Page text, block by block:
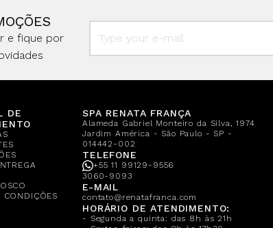
e fique por
DE
CONDIÇÕES
SPA RENATA FRANÇA
Alameda Gabriel Monteiro da Silva, 1974
Jardim América - São Paulo - SP -
014442-002
TELEFONE
+55 11 99129-9556
3060-9093
E-MAIL
contato@renatafranca.com
HORÁRIO DE ATENDIMENTO:
- Segunda a quinta: das 8h às 21h